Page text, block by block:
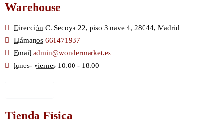
Warehouse
Dirección C. Secoya 22, piso 3 nave 4, 28044, Madrid
Llámanos 661471937
Email admin@wondermarket.es
lunes- viernes 10:00 - 18:00
Tienda Física